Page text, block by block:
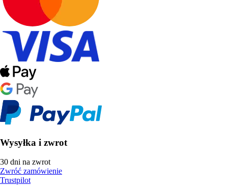
Wysyłka i zwrot
30 dni na zwrot
Zwróć zamówienie
Trustpilot